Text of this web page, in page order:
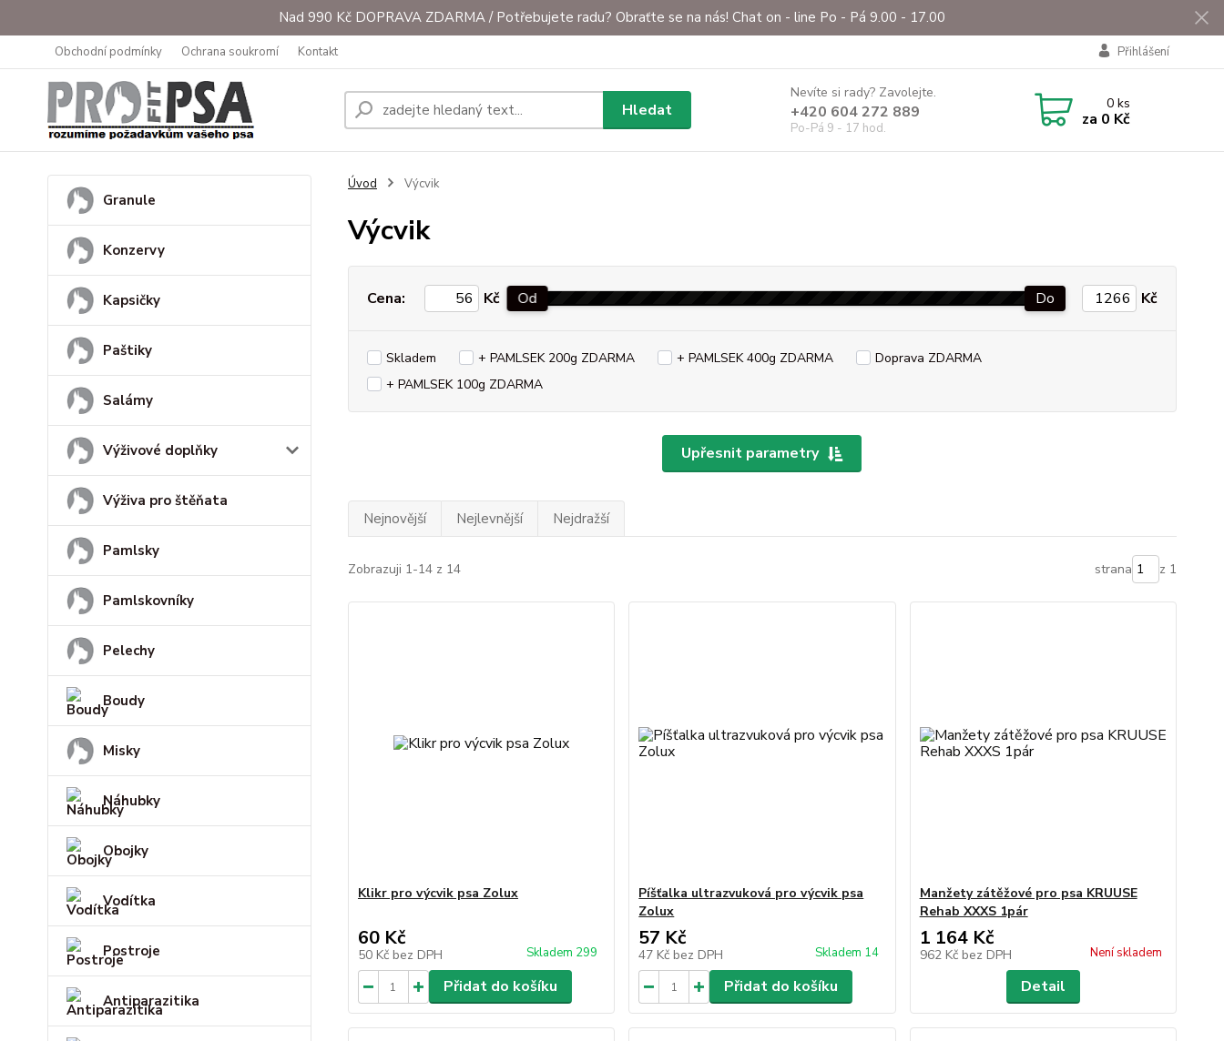
Nad 990 Kč DOPRAVA ZDARMA / Potřebujete radu? Obraťte se na nás! Chat on - line Po - Pá 9.00 - 17.00
Obchodní podmínky Ochrana soukromí Kontakt Přihlášení
Hledat
Nevíte si rady? Zavolejte.
+420 604 272 889
Po-Pá 9 - 17 hod.
0ks
za 0 Kč
Granule
Konzervy
Kapsičky
Paštiky
Salámy
Výživové doplňky
Výživa pro štěňata
Pamlsky
Pamlskovníky
Pelechy
Boudy
Misky
Náhubky
Obojky
Vodítka
Postroje
Antiparazitika
Úvod Výcvik
Výcvik
Upřesnit parametry
Cena: Kč Od Do Kč
Skladem + PAMLSEK 200g ZDARMA + PAMLSEK 400g ZDARMA
Doprava ZDARMA
+ PAMLSEK 100g ZDARMA
Nejnovější Nejlevnější Nejdražší
Zobrazuji 1-14 z 14 strana z 1
Klikr pro výcvik psa Zolux
60 Kč
50 Kč bez DPH Skladem 299
Přidat do košíku
Píšťalka ultrazvuková pro výcvik psa
Zolux
57 Kč
47 Kč bez DPH Skladem 14
Přidat do košíku
Manžety zátěžové pro psa KRUUSE
Rehab XXXS 1pár
1 164 Kč
962 Kč bez DPH Není skladem
Detail